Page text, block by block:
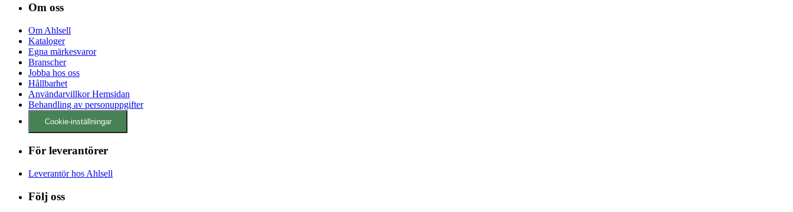
Om oss
Om Ahlsell
Kataloger
Egna märkesvaror
Branscher
Jobba hos oss
Hållbarhet
Användarvillkor Hemsidan
Behandling av personuppgifter
Cookie-inställningar
För leverantörer
Leverantör hos Ahlsell
Följ oss